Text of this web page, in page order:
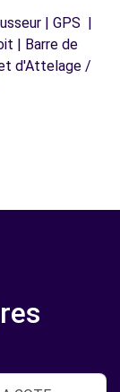
| GPS |
| Barre de
d'Attelage /